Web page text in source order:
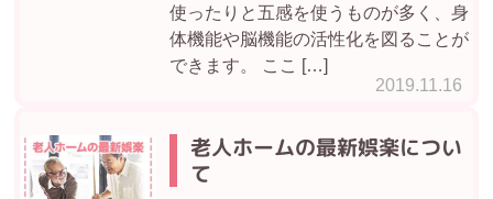
2019.11.16
使ったりと五感を使うものが多く、身
体機能や脳機能の活性化を図ることが
できます。 ここ […]
老人ホームの最新娯楽につい
て